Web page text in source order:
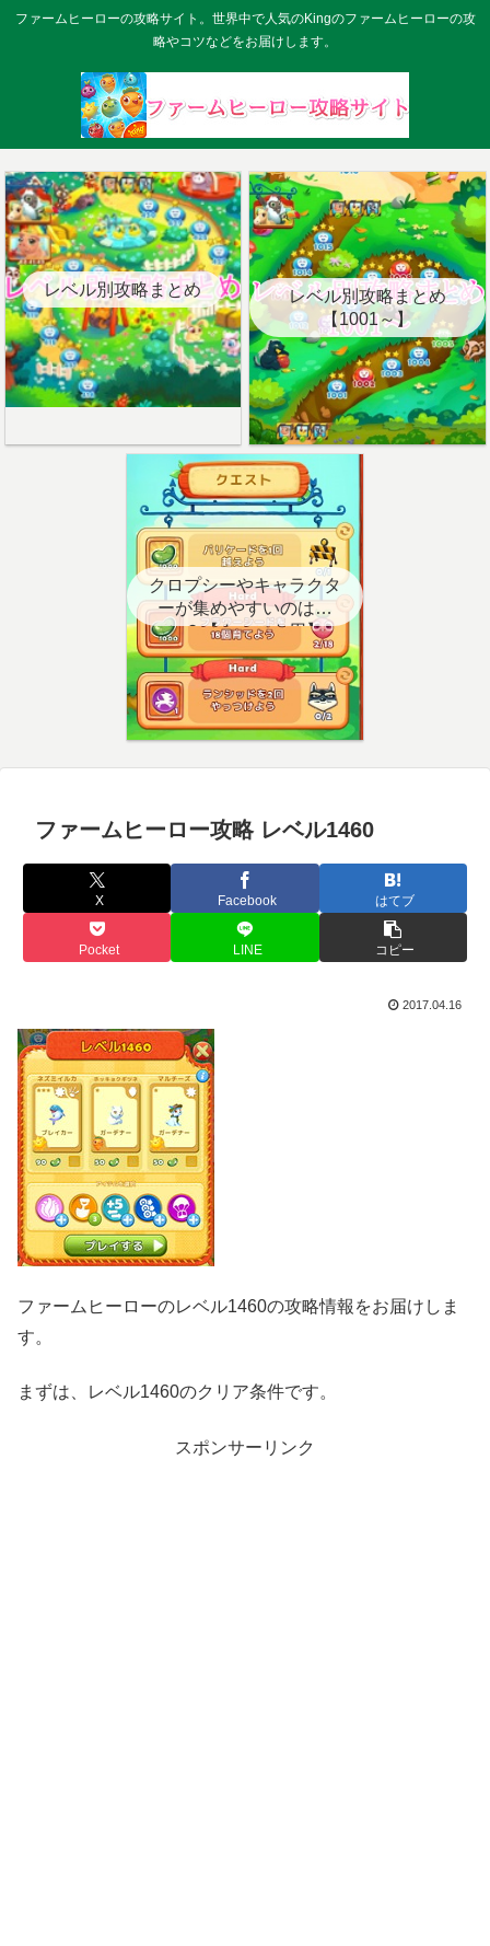
ファームヒーローの攻略サイト。世界中で人気のKingのファームヒーローの攻
略やコツなどをお届けします。
レベル別攻略まとめ
レベル別攻略まとめ
【1001～】
クロプシーやキャラクタ
ーが集めやすいのはど
こ？【クエスト用】
ファームヒーロー攻略 レベル1460
X Facebook はてブ
Pocket LINE コピー
2017.04.16
ファームヒーローのレベル1460の攻略情報をお届けしま
す。
まずは、レベル1460のクリア条件です。
スポンサーリンク